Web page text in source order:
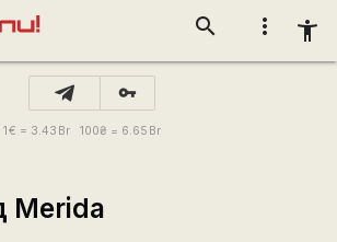
more_vert accessibility_new
search
vpn_key
1€ = 3.43 Br 100₴ = 6.65 Br
Merida